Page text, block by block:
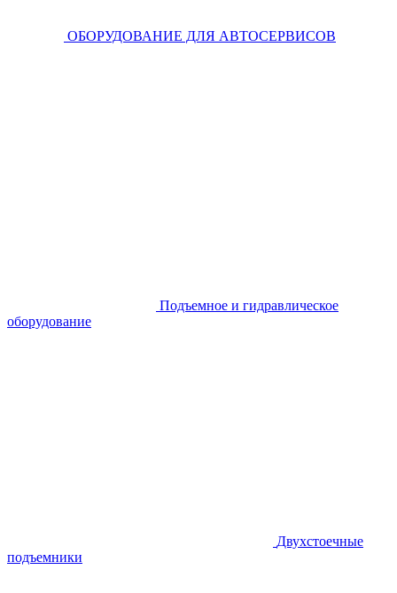
ОБОРУДОВАНИЕ ДЛЯ АВТОСЕРВИСОВ
Подъемное и гидравлическое
оборудование
Двухстоечные
подъемники